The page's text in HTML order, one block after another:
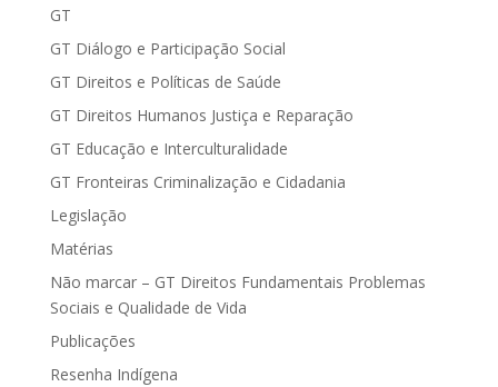
GT
GT Diálogo e Participação Social
GT Direitos e Políticas de Saúde
GT Direitos Humanos Justiça e Reparação
GT Educação e Interculturalidade
GT Fronteiras Criminalização e Cidadania
Legislação
Matérias
Não marcar – GT Direitos Fundamentais Problemas
Sociais e Qualidade de Vida
Publicações
Resenha Indígena